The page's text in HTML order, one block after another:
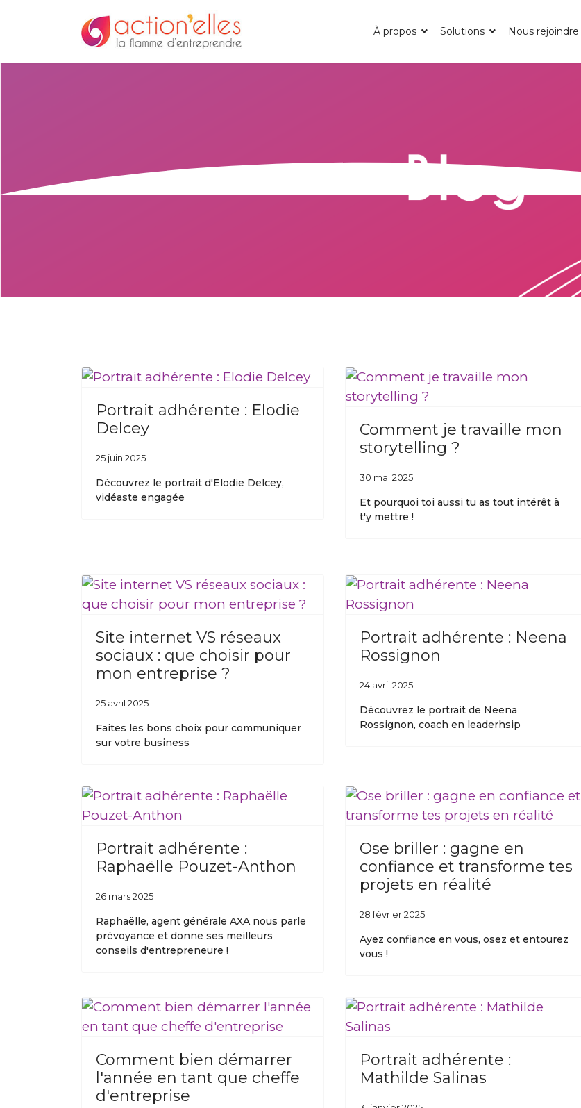
À propos Solutions Nous rejoindre
Portrait adhérente : Elodie
Delcey
25 juin 2025
Découvrez le portrait d'Elodie Delcey,
vidéaste engagée
Comment je travaille mon
storytelling ?
30 mai 2025
Et pourquoi toi aussi tu as tout intérêt à
t'y mettre !
Site internet VS réseaux
sociaux : que choisir pour
mon entreprise ?
25 avril 2025
Faites les bons choix pour communiquer
sur votre business
Portrait adhérente : Neena
Rossignon
24 avril 2025
Découvrez le portrait de Neena
Rossignon, coach en leaderhsip
Portrait adhérente :
Raphaëlle Pouzet-Anthon
26 mars 2025
Raphaëlle, agent générale AXA nous parle
prévoyance et donne ses meilleurs
conseils d'entrepreneure !
Ose briller : gagne en
confiance et transforme tes
projets en réalité
28 février 2025
Ayez confiance en vous, osez et entourez
vous !
Comment bien démarrer
l'année en tant que cheffe
d'entreprise
Portrait adhérente :
Mathilde Salinas